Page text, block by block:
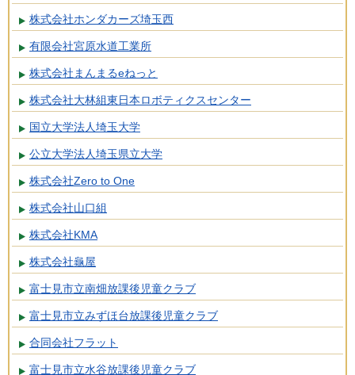
株式会社ホンダカーズ埼玉西
有限会社宮原水道工業所
株式会社まんまるeねっと
株式会社大林組東日本ロボティクスセンター
国立大学法人埼玉大学
公立大学法人埼玉県立大学
株式会社Zero to One
株式会社山口組
株式会社KMA
株式会社龜屋
富士見市立南畑放課後児童クラブ
富士見市立みずほ台放課後児童クラブ
合同会社フラット
富士見市立水谷放課後児童クラブ